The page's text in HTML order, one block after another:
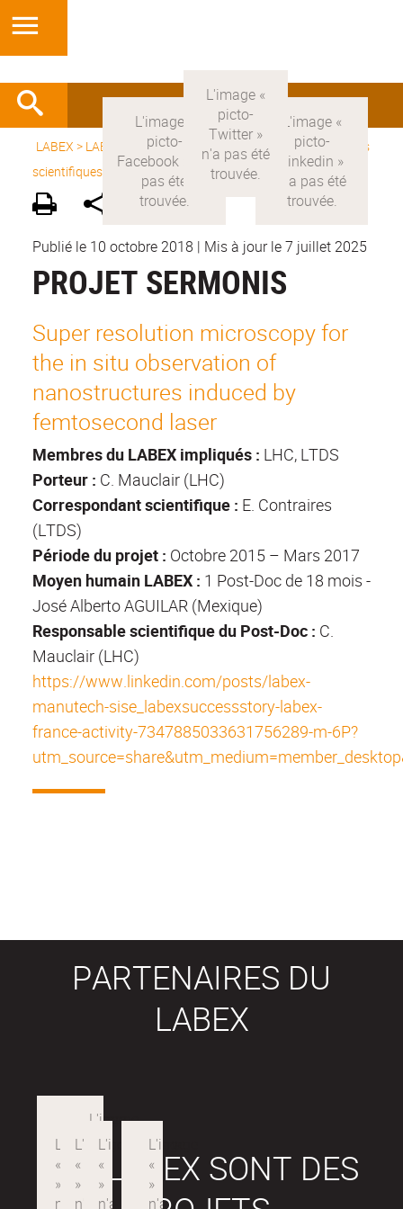
LABEX > LABEX MANUTECH-SISE Version française
> Axes
scientifiques >
Axes scientifiques 2011-2019
Publié le 10 octobre 2018 | Mis à jour le 7 juillet 2025
PROJET SERMONIS
Super resolution microscopy for
the in situ observation of
nanostructures induced by
femtosecond laser
Membres du LABEX impliqués : LHC, LTDS
Porteur : C. Mauclair (LHC)
Correspondant scientifique : E. Contraires
(LTDS)
Période du projet : Octobre 2015 – Mars 2017
Moyen humain LABEX : 1 Post-Doc de 18 mois -
José Alberto AGUILAR (Mexique)
Responsable scientifique du Post-Doc : C.
Mauclair (LHC)
https://www.linkedin.com/posts/labex-
manutech-sise_labexsuccessstory-labex-
france-activity-7347885033631756289-m-6P?
PARTENAIRES DU
LABEX
LES LABEX SONT DES